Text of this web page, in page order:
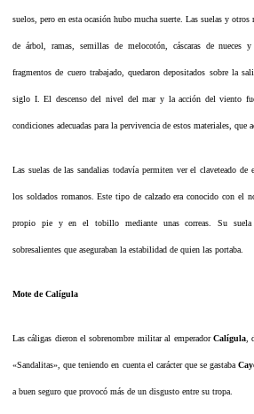
suelos, pero en esta ocasión hubo mucha suerte. Las suelas y
de árbol, ramas, semillas de melocotón, cáscaras de nueces
fragmentos de cuero trabajado, quedaron depositados sobre la
siglo I. El descenso del nivel del mar y la acción del viento
condiciones adecuadas para la pervivencia de estos materiales, que
Las suelas de las sandalias todavía permiten ver el claveteado de
los soldados romanos. Este tipo de calzado era conocido con el
propio pie y en el tobillo mediante unas correas. Su suela
sobresalientes que aseguraban la estabilidad de quien las portaba.
Mote de Calígula
Las cáligas dieron el sobrenombre militar al emperadorCalígula,
«Sandalitas», que teniendo en cuenta el carácter que se gastaba
a buen seguro que provocó más de un disgusto entre su tropa.